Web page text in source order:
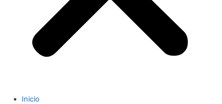
Inicio